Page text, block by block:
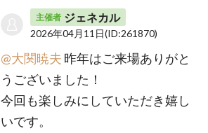
主催者 ジェネカル
2026年04月11日(ID:261870)
@大関暁夫 昨年はご来場ありがと
うございました！
今回も楽しみにしていただき嬉し
いです。